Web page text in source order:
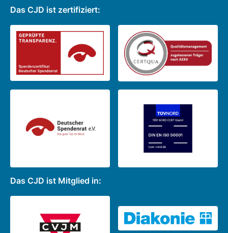
Das CJD ist zertifiziert:
Das CJD ist Mitglied in: